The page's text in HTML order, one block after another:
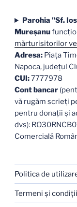
Parohia "Sf.
Mureşanu
mărturisitorilor
Adresa: Piaţa
Napoca, judeţul
CUI:7777978
Cont bancar
vă rugăm scrieți
pentru donații și
dvs):
Comercială
Politica de
Termeni şi condiţii